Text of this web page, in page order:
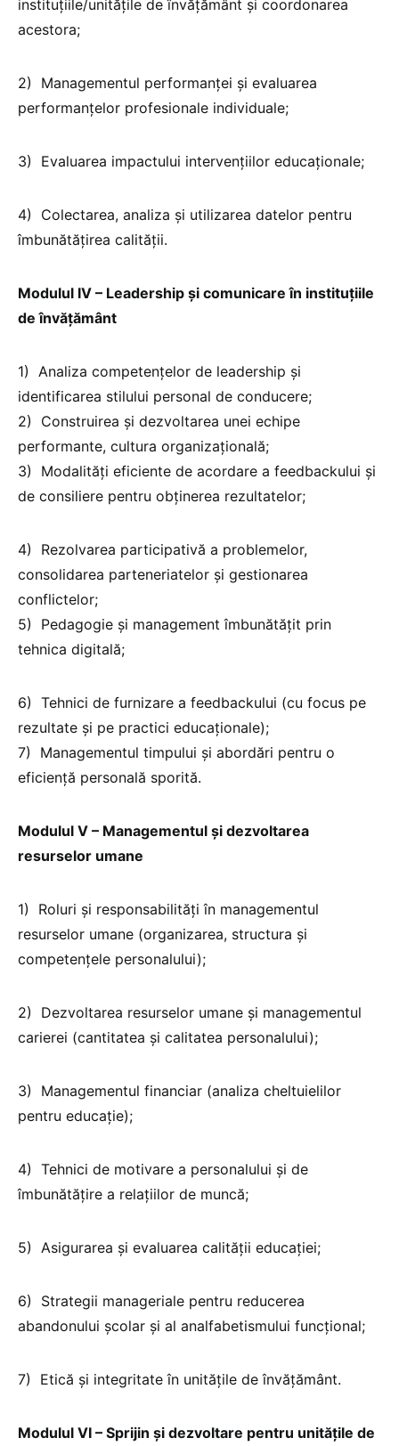
instituțiile/unitățile de învățământ și coordonarea
acestora;
2) Managementul performanței și evaluarea
performanțelor profesionale individuale;
3) Evaluarea impactului intervențiilor educaționale;
4) Colectarea, analiza și utilizarea datelor pentru
îmbunătățirea calității.
Modulul IV – Leadership și comunicare în instituțiile
de învățământ
1) Analiza competențelor de leadership și
identificarea stilului personal de conducere;
2) Construirea și dezvoltarea unei echipe
performante, cultura organizațională;
3) Modalități eficiente de acordare a feedbackului și
de consiliere pentru obținerea rezultatelor;
4) Rezolvarea participativă a problemelor,
consolidarea parteneriatelor și gestionarea
conflictelor;
5) Pedagogie și management îmbunătățit prin
tehnica digitală;
6) Tehnici de furnizare a feedbackului (cu focus pe
rezultate și pe practici educaționale);
7) Managementul timpului și abordări pentru o
eficiență personală sporită.
Modulul V – Managementul și dezvoltarea
resurselor umane
1) Roluri și responsabilități în managementul
resurselor umane (organizarea, structura și
competențele personalului);
2) Dezvoltarea resurselor umane și managementul
carierei (cantitatea și calitatea personalului);
3) Managementul financiar (analiza cheltuielilor
pentru educație);
4) Tehnici de motivare a personalului și de
îmbunătățire a relațiilor de muncă;
5) Asigurarea și evaluarea calității educației;
6) Strategii manageriale pentru reducerea
abandonului școlar și al analfabetismului funcțional;
7) Etică și integritate în unitățile de învățământ.
Modulul VI – Sprijin și dezvoltare pentru unitățile de